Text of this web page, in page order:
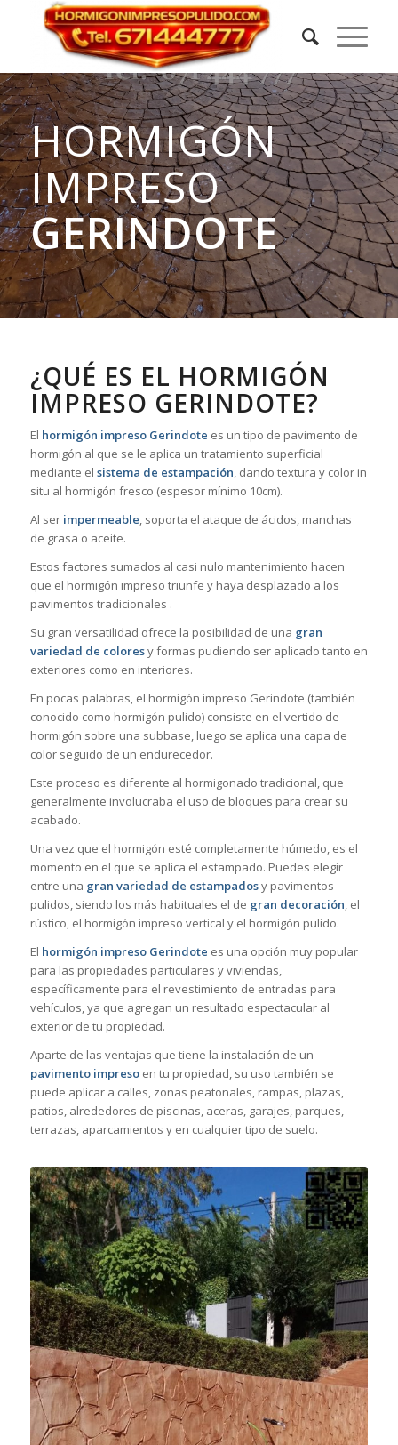
HORMIGÓN
IMPRESO
GERINDOTE
¿QUÉ ES EL HORMIGÓN
IMPRESO GERINDOTE?
El hormigón impreso Gerindote es un tipo de pavimento de
hormigón al que se le aplica un tratamiento superficial
mediante el sistema de estampación, dando textura y color in
situ al hormigón fresco (espesor mínimo 10cm).
Al ser impermeable, soporta el ataque de ácidos, manchas
de grasa o aceite.
Estos factores sumados al casi nulo mantenimiento hacen
que el hormigón impreso triunfe y haya desplazado a los
pavimentos tradicionales .
Su gran versatilidad ofrece la posibilidad de una gran
variedad de coloresy formas pudiendo ser aplicado tanto en
exteriores como en interiores.
En pocas palabras, el hormigón impreso Gerindote (también
conocido como hormigón pulido) consiste en el vertido de
hormigón sobre una subbase, luego se aplica una capa de
color seguido de un endurecedor.
Este proceso es diferente al hormigonado tradicional, que
generalmente involucraba el uso de bloques para crear su
acabado.
Una vez que el hormigón esté completamente húmedo, es el
momento en el que se aplica el estampado. Puedes elegir
entre una gran variedad de estampadosy pavimentos
pulidos, siendo los más habituales el de gran decoración, el
rústico, el hormigón impreso vertical y el hormigón pulido.
El hormigón impreso Gerindote es una opción muy popular
para las propiedades particulares y viviendas,
específicamente para el revestimiento de entradas para
vehículos, ya que agregan un resultado espectacular al
exterior de tu propiedad.
Aparte de las ventajas que tiene la instalación de un
pavimento impresoen tu propiedad, su uso también se
puede aplicar a calles, zonas peatonales, rampas, plazas,
patios, alrededores de piscinas, aceras, garajes, parques,
terrazas, aparcamientos y en cualquier tipo de suelo.